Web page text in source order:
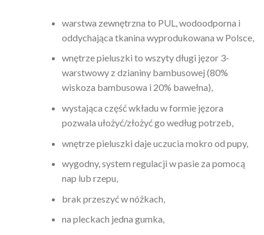
warstwa zewnętrzna to PUL, wodoodporna i
oddychająca tkanina wyprodukowana w Polsce,
wnętrze pieluszki to wszyty długi jęzor 3-
warstwowy z dzianiny bambusowej (80%
wiskoza bambusowa i 20% bawełna),
wystająca część wkładu w formie jęzora
pozwala ułożyć/złożyć go według potrzeb,
wnętrze pieluszki daje uczucia mokro od pupy,
wygodny, system regulacji w pasie za pomocą
nap lub rzepu,
brak przeszyć w nóżkach,
na pleckach jedna gumka,